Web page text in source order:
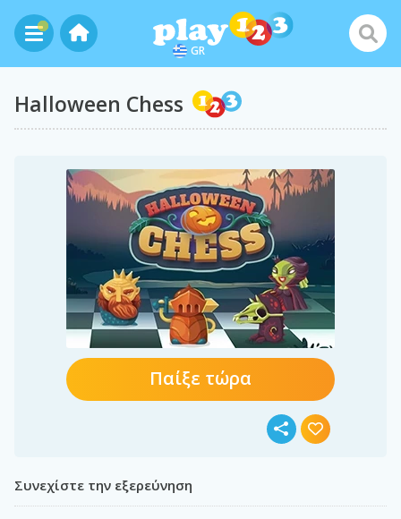
GR
Halloween Chess
Παίξε τώρα
Συνεχίστε την εξερεύνηση